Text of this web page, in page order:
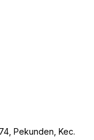
Pekunden, Kec.